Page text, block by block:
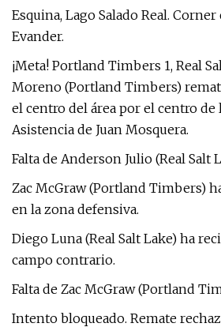
Esquina, Lago Salado Real.
Evander.
¡Meta! Portland Timbers 1, Real
Moreno (Portland Timbers)
el centro del área por el centro de
Asistencia de Juan Mosquera.
Falta de Anderson Julio (Real Salt
Zac McGraw (Portland Timbers)
en la zona defensiva.
Diego Luna (Real Salt Lake) ha
campo contrario.
Falta de Zac McGraw (Portland
Intento bloqueado. Remate